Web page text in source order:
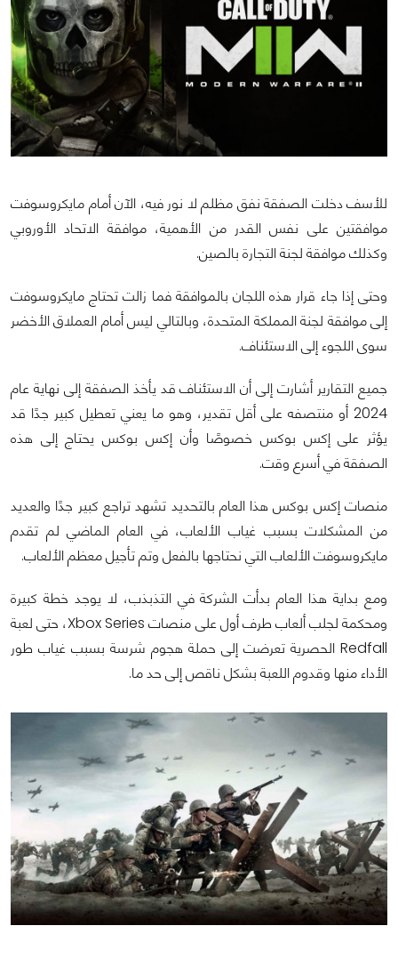
للأسف دخلت الصفقة نفق مظلم لا نور فيه، الآن أمام مايكروسوفت
موافقتين على نفس القدر من الأهمية، موافقة الاتحاد الأوروبي
وكذلك موافقة لجنة التجارة بالصين.
وحتى إذا جاء قرار هذه اللجان بالموافقة فما زالت تحتاج مايكروسوفت
إلى موافقة لجنة المملكة المتحدة، وبالتالي ليس أمام العملاق الأخضر
سوى اللجوء إلى الاستئناف.
جميع التقارير أشارت إلى أن الاستئناف قد يأخذ الصفقة إلى نهاية عام
2024 أو منتصفه على أقل تقدير، وهو ما يعني تعطيل كبير جدًا قد
يؤثر على إكس بوكس خصوصًا وأن إكس بوكس يحتاج إلى هذه
الصفقة في أسرع وقت.
منصات إكس بوكس هذا العام بالتحديد تشهد تراجع كبير جدًا والعديد
من المشكلات بسبب غياب الألعاب، في العام الماضي لم تقدم
مايكروسوفت الألعاب التي نحتاجها بالفعل وتم تأجيل معظم الألعاب.
ومع بداية هذا العام بدأت الشركة في التذبذب، لا يوجد خطة كبيرة
ومحكمة لجلب ألعاب طرف أول على منصات Xbox Series، حتى لعبة
Redfall الحصرية تعرضت إلى حملة هجوم شرسة بسبب غياب طور
الأداء منها وقدوم اللعبة بشكل ناقص إلى حد ما.